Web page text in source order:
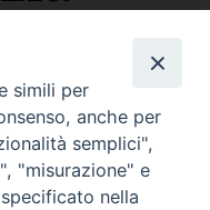
simili per
anche per
semplici",
"misurazione" e
nella